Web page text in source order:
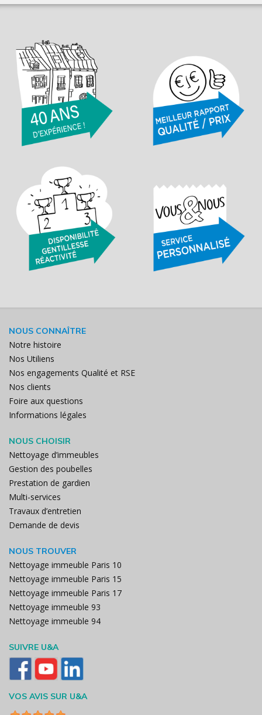
NOUS CONNAÎTRE
Notre histoire
Nos Utiliens
Nos engagements Qualité et RSE
Nos clients
Foire aux questions
Informations légales
NOUS CHOISIR
Nettoyage d’immeubles
Gestion des poubelles
Prestation de gardien
Multi-services
Travaux d’entretien
Demande de devis
NOUS TROUVER
Nettoyage immeuble Paris 10
Nettoyage immeuble Paris 15
Nettoyage immeuble Paris 17
Nettoyage immeuble 93
Nettoyage immeuble 94
SUIVRE U&A
VOS AVIS SUR U&A